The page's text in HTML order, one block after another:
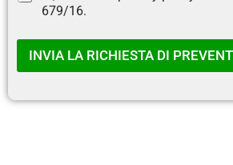
e
l
d
679/16.
INVIA LA RICHIESTA DI